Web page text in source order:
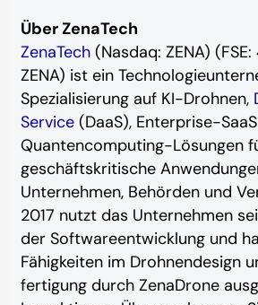
Über ZenaTech
ZenaTech(Nasdaq: ZENA)
ZENA) ist ein
Spezialisierung auf KI-Drohnen,
Service(DaaS), Enterprise-
Quantencomputing-Lösungen
geschäftskritische
Unternehmen, Behörden und
2017 nutzt das Unternehmen
der Softwareentwicklung und
Fähigkeiten im Drohnendesign
fertigung durch ZenaDrone